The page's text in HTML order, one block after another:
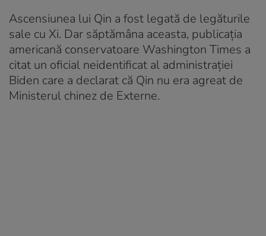
Ascensiunea lui Qin a fost legată de legăturile
sale cu Xi. Dar săptămâna aceasta, publicația
americană conservatoare Washington Times a
citat un oficial neidentificat al administrației
Biden care a declarat că Qin nu era agreat de
Ministerul chinez de Externe.